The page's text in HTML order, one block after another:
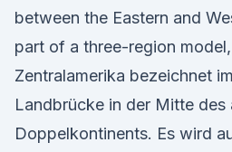
between the Eastern and
part of a three-region
Zentralamerika bezeichnet
Landbrücke in der Mitte des
Doppelkontinents. Es wird